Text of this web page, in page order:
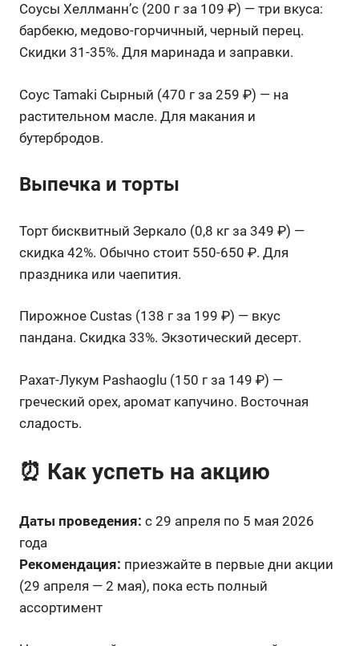
Соусы Хеллманн’с (200 г за 109 ₽) — три вкуса:
барбекю, медово-горчичный, черный перец.
Скидки 31-35%. Для маринада и заправки.
Соус Tamaki Сырный (470 г за 259 ₽) — на
растительном масле. Для макания и
бутербродов.
Выпечка и торты
Торт бисквитный Зеркало (0,8 кг за 349 ₽) —
скидка 42%. Обычно стоит 550-650 ₽. Для
праздника или чаепития.
Пирожное Custas (138 г за 199 ₽) — вкус
пандана. Скидка 33%. Экзотический десерт.
Рахат-Лукум Pashaoglu (150 г за 149 ₽) —
греческий орех, аромат капучино. Восточная
сладость.
⏰ Как успеть на акцию
Даты проведения: с 29 апреля по 5 мая 2026
года
Рекомендация: приезжайте в первые дни акции
(29 апреля — 2 мая), пока есть полный
ассортимент